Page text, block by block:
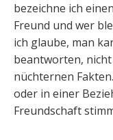
bezeichne ich
Freund und wer
ich glaube, man
beantworten,
nüchternen
oder in einer
Freundschaft